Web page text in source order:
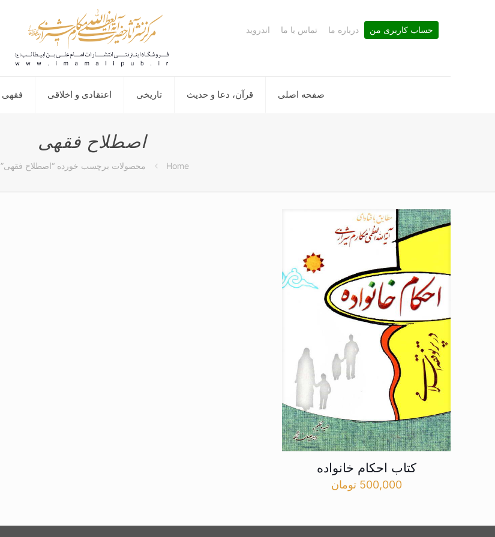
صفحه اصلی قرآن، دعا و حدیث تاریخی اعتقادی و اخلاقی فقهی
حساب کاربری من درباره ما تماس با ما اندروید
اصطلاح فقهی
Home محصولات برچسب خورده “اصطلاح فقهی”
کتاب احکام خانواده
500,000 تومان